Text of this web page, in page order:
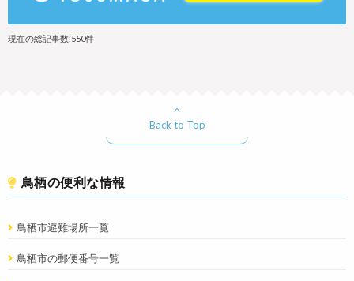
現在の総記事数:550件
Back to Top
鳥栖の便利な情報
鳥栖市避難場所一覧
鳥栖市の郵便番号一覧